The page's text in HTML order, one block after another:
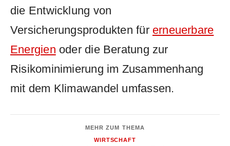
die Entwicklung von
Versicherungsprodukten für erneuerbare
Energien oder die Beratung zur‌
Risikominimierung im‍ Zusammenhang
mit dem Klimawandel umfassen.
MEHR ZUM THEMA
WIRTSCHAFT